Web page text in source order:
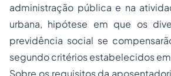
administração pública e na
urbana, hipótese em que os
previdência social se
segundo critérios estabelecidos em
Sobre os requisitos da